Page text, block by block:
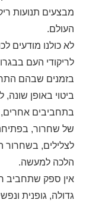
מבצעים תנועות
העולם.
לא כולנו מודעים
לריקודי העם
בזמנים שבהם
ביטוי באופן
בתחביבים אחרים,
של שחרור,
לצלילים, בשחרור
הלכה למעשה.
אין ספק שתחביב
גדולה, גופנית